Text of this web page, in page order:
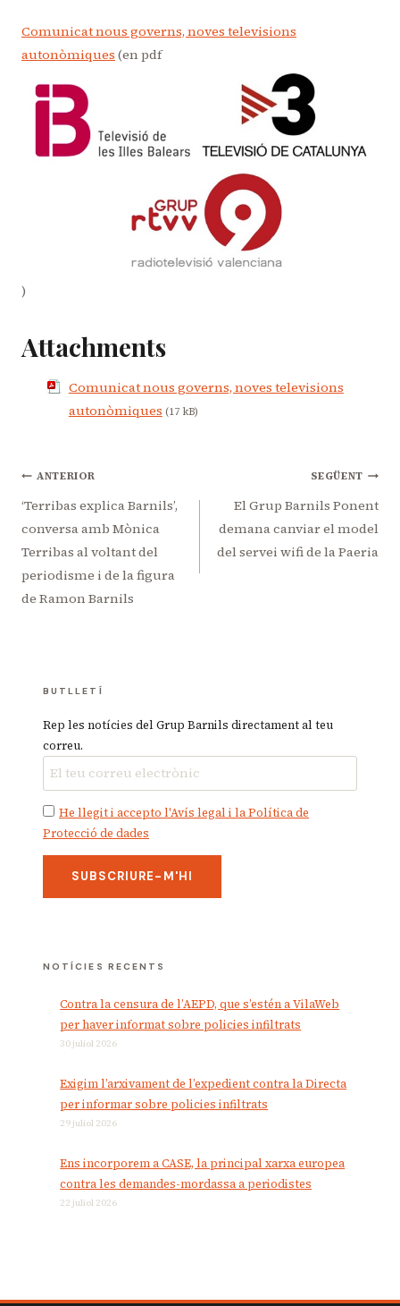
Comunicat nous governs, noves televisions
autonòmiques (en pdf
)
Attachments
Comunicat nous governs, noves televisions
autonòmiques (17 kB)
Navegació
d'entrades
ANTERIOR
‘Terribas explica Barnils’,
conversa amb Mònica
Terribas al voltant del
periodisme i de la figura
de Ramon Barnils
SEGÜENT
El Grup Barnils Ponent
demana canviar el model
del servei wifi de la Paeria
BUTLLETÍ
Rep les notícies del Grup Barnils directament al teu
correu.
He llegit i accepto l'Avís legal i la Política de
Protecció de dades
NOTÍCIES RECENTS
Contra la censura de l’AEPD, que s’estén a VilaWeb
per haver informat sobre policies infiltrats
30 juliol 2026
Exigim l’arxivament de l’expedient contra la Directa
per informar sobre policies infiltrats
29 juliol 2026
Ens incorporem a CASE, la principal xarxa europea
contra les demandes-mordassa a periodistes
22 juliol 2026